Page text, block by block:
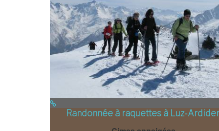
Randonnée à raquettes à Luz-